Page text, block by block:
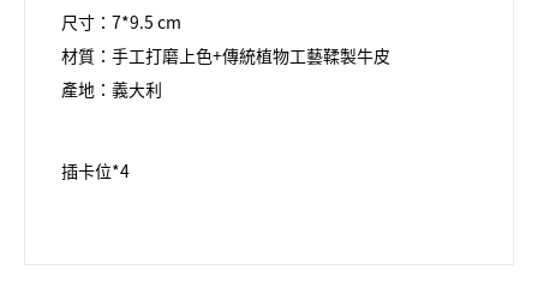
尺寸：7*9.5 cm
材質：手工打磨上色+傳統植物工藝鞣製牛皮
產地：義大利
插卡位*4